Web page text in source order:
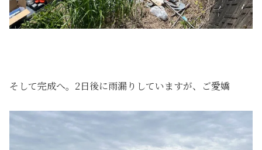
そして完成へ。2日後に雨漏りしていますが、ご愛嬌